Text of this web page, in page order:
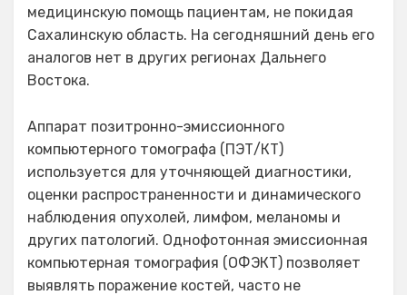
медицинскую помощь пациентам, не покидая
Сахалинскую область. На сегодняшний день его
аналогов нет в других регионах Дальнего
Востока.
Аппарат позитронно-эмиссионного
компьютерного томографа (ПЭТ/КТ)
используется для уточняющей диагностики,
оценки распространенности и динамического
наблюдения опухолей, лимфом, меланомы и
других патологий. Однофотонная эмиссионная
компьютерная томография (ОФЭКТ) позволяет
выявлять поражение костей, часто не